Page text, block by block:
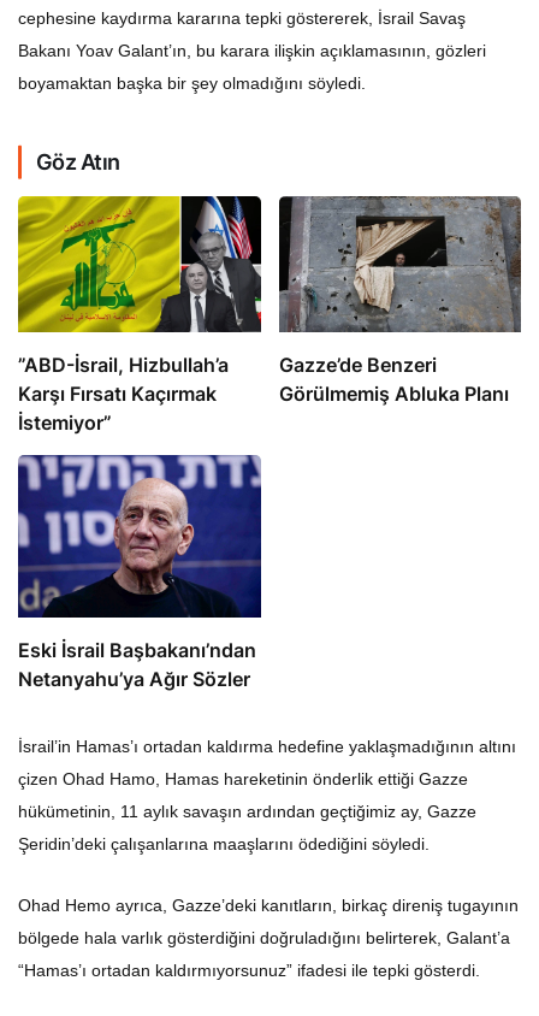
cephesine kaydırma kararına tepki göstererek, İsrail Savaş
Bakanı Yoav Galant’ın, bu karara ilişkin açıklamasının, gözleri
boyamaktan başka bir şey olmadığını söyledi.
Göz Atın
​​​​​​​”ABD-İsrail, Hizbullah’a
Karşı Fırsatı Kaçırmak
İstemiyor”
​​​​​​​Gazze’de Benzeri
Görülmemiş Abluka Planı
Eski İsrail Başbakanı’ndan
Netanyahu’ya Ağır Sözler
İsrail’in Hamas’ı ortadan kaldırma hedefine yaklaşmadığının altını
çizen Ohad Hamo, Hamas hareketinin önderlik ettiği Gazze
hükümetinin, 11 aylık savaşın ardından geçtiğimiz ay, Gazze
Şeridin’deki çalışanlarına maaşlarını ödediğini söyledi.
Ohad Hemo ayrıca, Gazze’deki kanıtların, birkaç direniş tugayının
bölgede hala varlık gösterdiğini doğruladığını belirterek, Galant’a
“Hamas’ı ortadan kaldırmıyorsunuz” ifadesi ile tepki gösterdi.